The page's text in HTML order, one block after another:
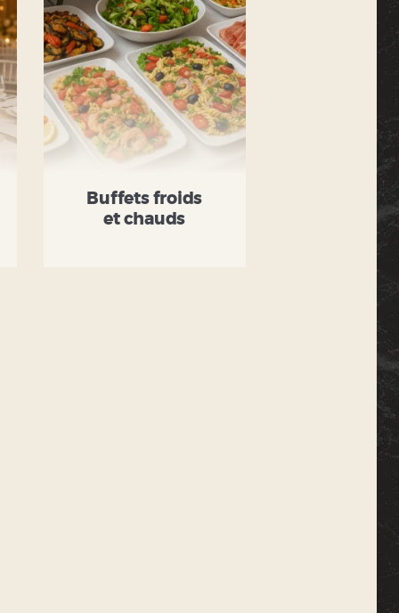
Buffets froids
et chauds